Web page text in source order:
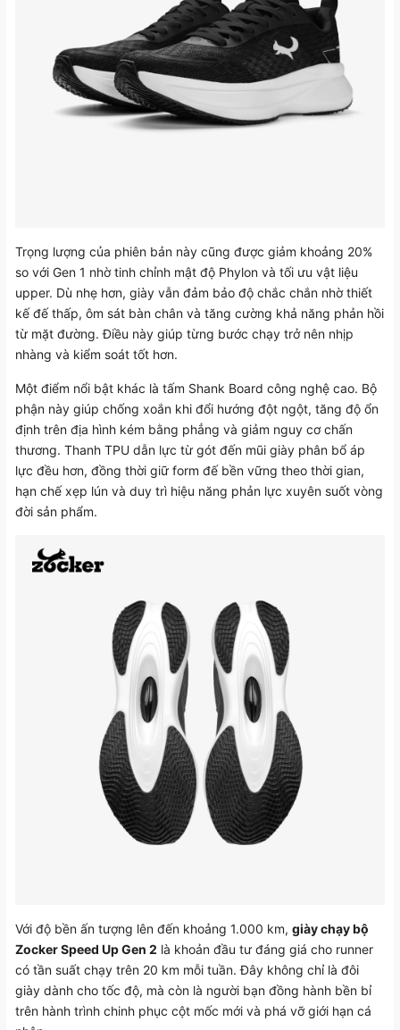
Trọng lượng của phiên bản này cũng được giảm khoảng 20%
so với Gen 1 nhờ tinh chỉnh mật độ Phylon và tối ưu vật liệu
upper. Dù nhẹ hơn, giày vẫn đảm bảo độ chắc chắn nhờ thiết
kế đế thấp, ôm sát bàn chân và tăng cường khả năng phản hồi
từ mặt đường. Điều này giúp từng bước chạy trở nên nhịp
nhàng và kiểm soát tốt hơn.
Một điểm nổi bật khác là tấm Shank Board công nghệ cao. Bộ
phận này giúp chống xoắn khi đổi hướng đột ngột, tăng độ ổn
định trên địa hình kém bằng phẳng và giảm nguy cơ chấn
thương. Thanh TPU dẫn lực từ gót đến mũi giày phân bổ áp
lực đều hơn, đồng thời giữ form đế bền vững theo thời gian,
hạn chế xẹp lún và duy trì hiệu năng phản lực xuyên suốt vòng
đời sản phẩm.
Với độ bền ấn tượng lên đến khoảng 1.000 km, giày chạy bộ
Zocker Speed Up Gen 2 là khoản đầu tư đáng giá cho runner
có tần suất chạy trên 20 km mỗi tuần. Đây không chỉ là đôi
giày dành cho tốc độ, mà còn là người bạn đồng hành bền bỉ
trên hành trình chinh phục cột mốc mới và phá vỡ giới hạn cá